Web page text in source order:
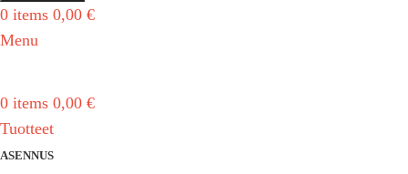
0 items 0,00 €
Menu
0 items 0,00 €
Tuotteet
ASENNUS